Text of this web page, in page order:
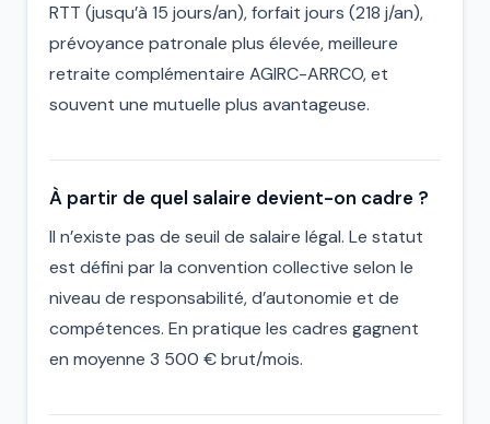
RTT (jusqu’à 15 jours/an), forfait jours (218 j/an),
prévoyance patronale plus élevée, meilleure
retraite complémentaire AGIRC-ARRCO, et
souvent une mutuelle plus avantageuse.
À partir de quel salaire devient-on cadre ?
Il n’existe pas de seuil de salaire légal. Le statut
est défini par la convention collective selon le
niveau de responsabilité, d’autonomie et de
compétences. En pratique les cadres gagnent
en moyenne 3 500 € brut/mois.